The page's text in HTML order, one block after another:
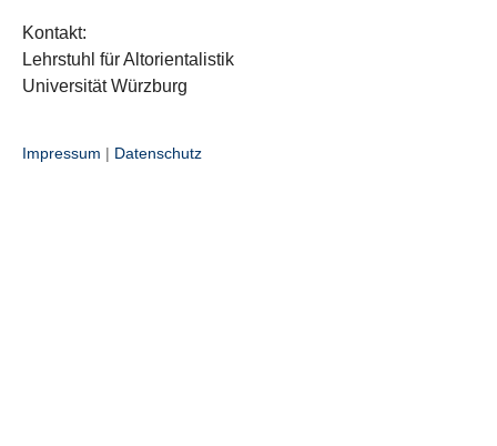
Kontakt:
Lehrstuhl für Altorientalistik
Universität Würzburg
Impressum | Datenschutz